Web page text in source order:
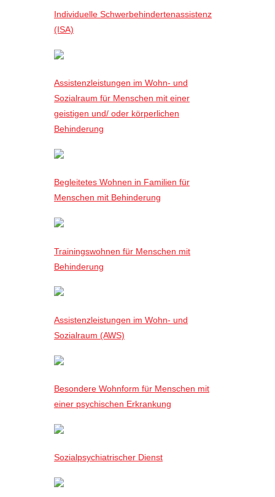
Individuelle Schwerbehindertenassistenz
(ISA)
Assistenzleistungen im Wohn- und
Sozialraum für Menschen mit einer
geistigen und/ oder körperlichen
Behinderung
Begleitetes Wohnen in Familien für
Menschen mit Behinderung
Trainingswohnen für Menschen mit
Behinderung
Assistenzleistungen im Wohn- und
Sozialraum (AWS)
Besondere Wohnform für Menschen mit
einer psychischen Erkrankung
Sozialpsychiatrischer Dienst